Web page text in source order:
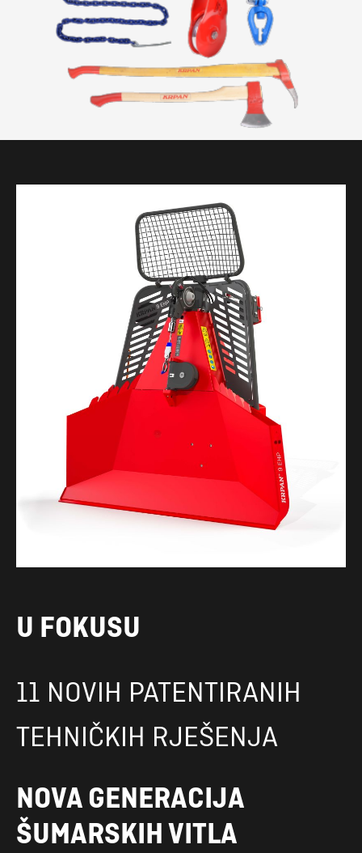
U FOKUSU
11 NOVIH PATENTIRANIH
TEHNIČKIH RJEŠENJA
NOVA GENERACIJA
ŠUMARSKIH VITLA